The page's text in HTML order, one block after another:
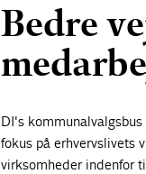
Bedre
DI's
fokus på erhvervslivets
virksomheder indenfor